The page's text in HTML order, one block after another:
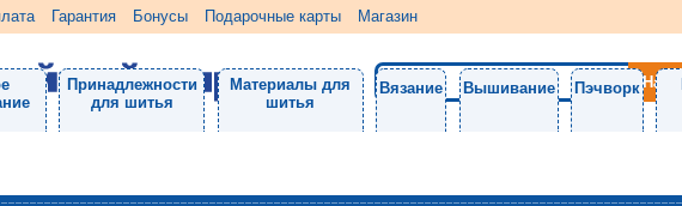
Гарантия Бонусы Подарочные карты Магазин
Принадлежности
для шитья
Материалы для
шитья
Вязание Вышивание Пэчворк